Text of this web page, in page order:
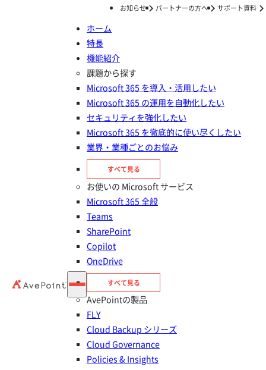
お知らせ パートナーの方へ サポート資料
ホーム
特長
機能紹介
課題から探す
Microsoft 365 を導入・活用したい
Microsoft 365 の運用を自動化したい
セキュリティを強化したい
Microsoft 365 を徹底的に使い尽くしたい
業界・業種ごとのお悩み
すべて見る
お使いの Microsoft サービス
Microsoft 365 全般
Teams
SharePoint
Copilot
OneDrive
すべて見る
AvePointの製品
FLY
Cloud Backup シリーズ
Cloud Governance
Policies & Insights
セミナー/イベント
Teams導入しただけで終わってい
ませんか？生産性向上に直結す
る“利用ルール”と“責任範囲”設
計のコツ
アーカイブ視聴登録